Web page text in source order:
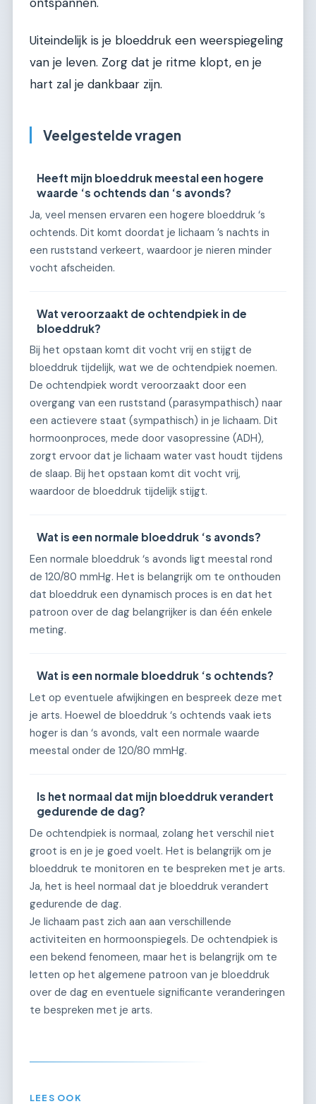
Uiteindelijk is je bloeddruk een weerspiegeling
van je leven. Zorg dat je ritme klopt, en je
hart zal je dankbaar zijn.
Veelgestelde vragen
Heeft mijn bloeddruk meestal een hogere
waarde ‘s ochtends dan ‘s avonds?
Ja, veel mensen ervaren een hogere bloeddruk ‘s
ochtends. Dit komt doordat je lichaam ’s nachts in
een ruststand verkeert, waardoor je nieren minder
vocht afscheiden.
Wat veroorzaakt de ochtendpiek in de
bloeddruk?
Bij het opstaan komt dit vocht vrij en stijgt de
bloeddruk tijdelijk, wat we de ochtendpiek noemen.
De ochtendpiek wordt veroorzaakt door een
overgang van een ruststand (parasympathisch) naar
een actievere staat (sympathisch) in je lichaam. Dit
hormoonproces, mede door vasopressine (ADH),
zorgt ervoor dat je lichaam water vast houdt tijdens
de slaap. Bij het opstaan komt dit vocht vrij,
waardoor de bloeddruk tijdelijk stijgt.
Wat is een normale bloeddruk ‘s avonds?
Een normale bloeddruk ‘s avonds ligt meestal rond
de 120/80 mmHg. Het is belangrijk om te onthouden
dat bloeddruk een dynamisch proces is en dat het
patroon over de dag belangrijker is dan één enkele
meting.
Wat is een normale bloeddruk ‘s ochtends?
Let op eventuele afwijkingen en bespreek deze met
je arts. Hoewel de bloeddruk ‘s ochtends vaak iets
hoger is dan ‘s avonds, valt een normale waarde
meestal onder de 120/80 mmHg.
Is het normaal dat mijn bloeddruk verandert
gedurende de dag?
De ochtendpiek is normaal, zolang het verschil niet
groot is en je je goed voelt. Het is belangrijk om je
bloeddruk te monitoren en te bespreken met je arts.
Ja, het is heel normaal dat je bloeddruk verandert
gedurende de dag.
Je lichaam past zich aan aan verschillende
activiteiten en hormoonspiegels. De ochtendpiek is
een bekend fenomeen, maar het is belangrijk om te
letten op het algemene patroon van je bloeddruk
over de dag en eventuele significante veranderingen
te bespreken met je arts.
LEES OOK